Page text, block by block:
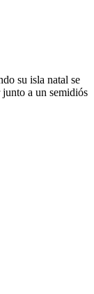
su isla natal se
junto a un semidiós